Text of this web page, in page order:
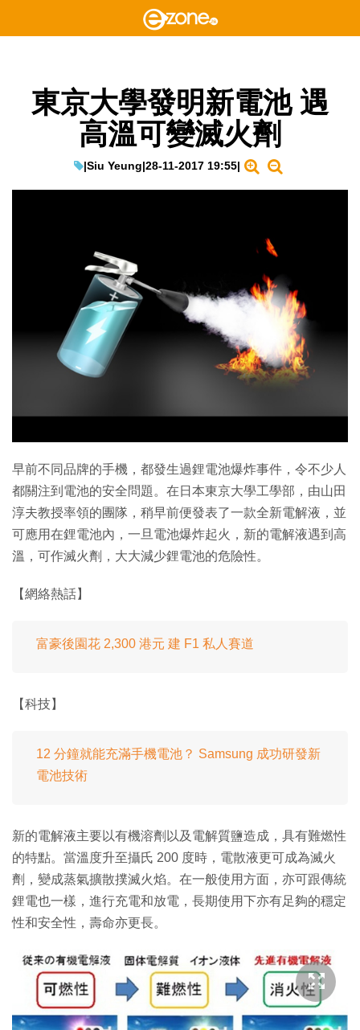
東京大學發明新電池 遇
高溫可變滅火劑
|Siu Yeung|28-11-2017 19:55|
早前不同品牌的手機，都發生過鋰電池爆炸事件，令不少人
都關注到電池的安全問題。在日本東京大學工學部，由山田
淳夫教授率領的團隊，稍早前便發表了一款全新電解液，並
可應用在鋰電池內，一旦電池爆炸起火，新的電解液遇到高
溫，可作滅火劑，大大減少鋰電池的危險性。
【網絡熱話】
富豪後園花 2,300 港元 建 F1 私人賽道
【科技】
12 分鐘就能充滿手機電池？ Samsung 成功研發新
電池技術
新的電解液主要以有機溶劑以及電解質鹽造成，具有難燃性
的特點。當溫度升至攝氏 200 度時，電散液更可成為滅火
劑，變成蒸氣擴散撲滅火焰。在一般使用方面，亦可跟傳統
鋰電也一樣，進行充電和放電，長期使用下亦有足夠的穩定
性和安全性，壽命亦更長。